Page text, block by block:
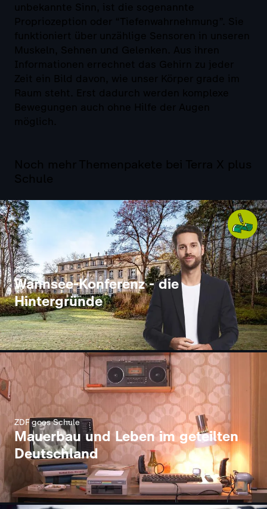
unbekannte Sinn, ist die sogenannte
Propriozeption oder “Tiefenwahrnehmung”. Sie
funktioniert über unzählige Sensoren in unseren
Muskeln, Sehnen und Gelenken. Aus ihren
Informationen errechnet das Gehirn zu jeder
Zeit ein Bild davon, wie unser Körper grade im
Raum steht. Erst dadurch werden komplexe
Bewegungen auch ohne Hilfe der Augen
möglich.
Noch mehr Themenpakete bei Terra X plus
Schule
Terra X
Wannsee-Konferenz - die
Hintergründe
ZDF goes Schule
Mauerbau und Leben im geteilten
Deutschland